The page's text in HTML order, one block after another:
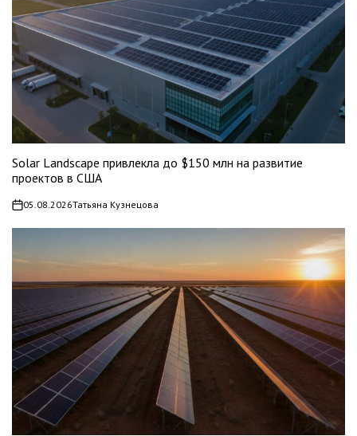
Solar Landscape привлекла до $150 млн на развитие
проектов в США
on05.08.2026Татьяна Кузнецова